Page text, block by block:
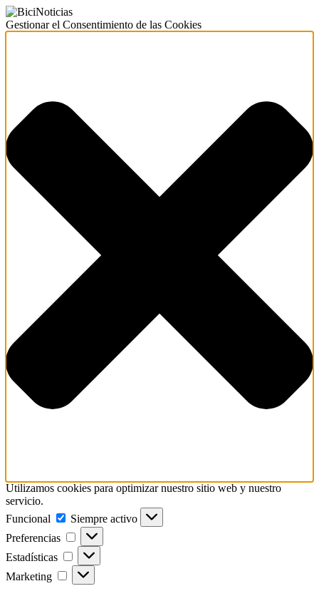
Gestionar el Consentimiento de las Cookies
Utilizamos cookies para optimizar nuestro sitio web y nuestro
servicio.
Funcional
Funcional
Siempre activo
Preferencias
Preferencias
Estadísticas Estadísticas
Marketing Marketing